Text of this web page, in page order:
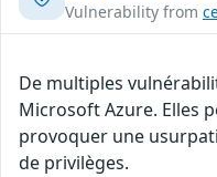
Vulnerability from
De multiples
Microsoft Azure. Elles
provoquer une
de privilèges.